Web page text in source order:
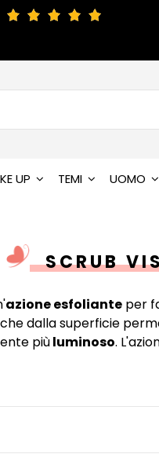
UP TEMI UOMO
SCRUB
azione esfolianteper
dalla superficie
piùluminoso.
delle esigenze della
,
e con una